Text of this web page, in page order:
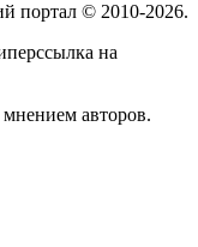
портал © 2010-2026.
на
авторов.